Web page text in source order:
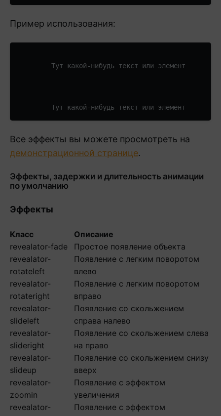
Пример использования:
Все эффекты вы можете просмотреть на
демонстрационной странице.
Эффекты, задержки и длительность анимации
по умолчанию
Эффекты
Класс
Описание
revealator-fade
Простое появление объекта
revealator-
rotateleft
Появление с легким поворотом
влево
revealator-
rotateright
Появление с легким поворотом
вправо
revealator-
slideleft
Появление со скольжением
справа налево
revealator-
slideright
Появление со скольжением слева
на право
revealator-
slideup
Появление со скольжением снизу
вверх
revealator-
zoomin
Появление с эффектом
увеличения
revealator-
Появление с эффектом